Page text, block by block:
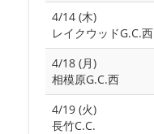
4/14 (木)
レイクウッドG.C.西
4/18 (月)
相模原G.C.西
4/19 (火)
長竹C.C.